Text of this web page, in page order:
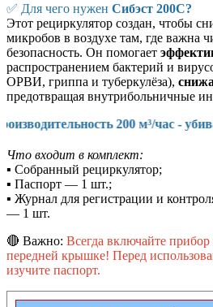
✅ Для чего нужен Сибэст 200С?
Этот рециркулятор создан, чтобы
микробов в воздухе там, где важна
безопасность. Он помогает
распространением бактерий и
ОРВИ, гриппа и туберкулёза),
предотвращая внутрибольничные
м³/час - убивает 99,9%
Что входит в комплект:
▪ Собранный рециркулятор;
▪ Паспорт — 1 шт.;
▪ Журнал для регистрации и
— 1 шт.
🔴 Важно: Всегда включайте
передней крышке! Перед
изучите паспорт.